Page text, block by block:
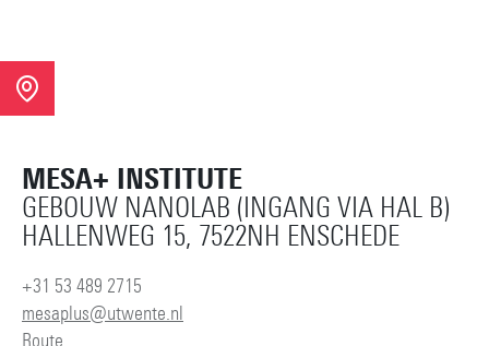
MESA+ INSTITUTE
GEBOUW NANOLAB (INGANG VIA HAL B)
HALLENWEG 15, 7522NH ENSCHEDE
+31 53 489 2715
mesaplus@utwente.nl
Route